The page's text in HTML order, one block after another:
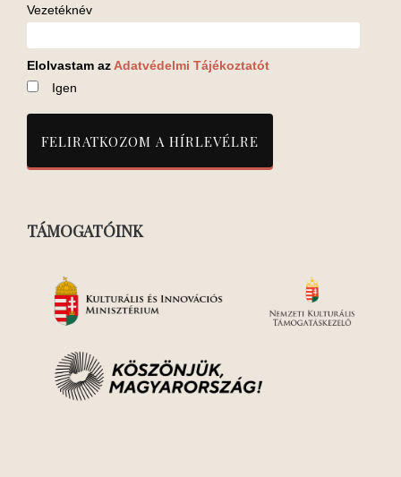
Vezetéknév
Elolvastam az Adatvédelmi Tájékoztatót
Igen
TÁMOGATÓINK